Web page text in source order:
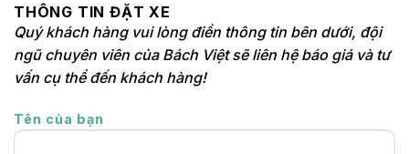
THÔNG TIN ĐẶT XE
Quý khách hàng vui lòng điền thông tin bên dưới, đội
ngũ chuyên viên của Bách Việt sẽ liên hệ báo giá và tư
vấn cụ thể đến khách hàng!
Tên của bạn